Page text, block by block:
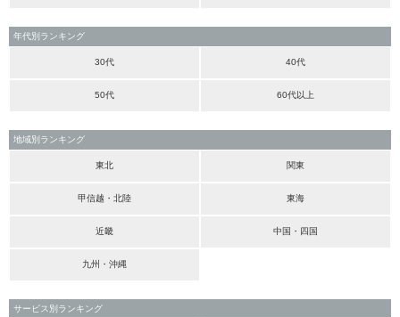
年代別ランキング
30代 40代
50代 60代以上
地域別ランキング
東北 関東
甲信越・北陸 東海
近畿 中国・四国
九州・沖縄
サービス別ランキング